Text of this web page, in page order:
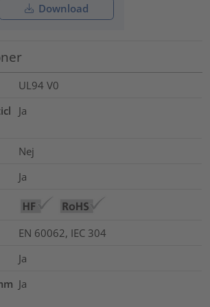
Download
UL94 V0
Ja
Nej
Ja
EN 60062, IEC 304
Ja
Ja